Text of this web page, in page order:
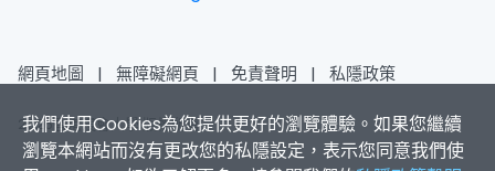
我們使用Cookies為您提供更好的瀏覽體驗。如果您繼續
瀏覽本網站而沒有更改您的私隱設定，表示您同意我們使
網頁地圖 | 無障礙網頁 | 免責聲明 | 私隱政策
2026香港浸會大學 版權所有